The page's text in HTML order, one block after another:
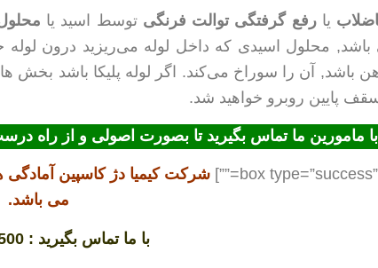
یارفع گرفتگی توالت فرنگی توسط اسید یا
باشد, محلول اسیدی که داخل لوله می‌ریزید درون
باشد, آن را سوراخ می‌کند. اگر لوله پلیکا باشد
پایین روبرو خواهید شد.
با مامورین ما تماس بگیرید تا بصورت اصولی و از راه
شرکت کیمیا دژ کاسپین آمادگی
می باشد.
با ما تماس بگیرید : 09127609500